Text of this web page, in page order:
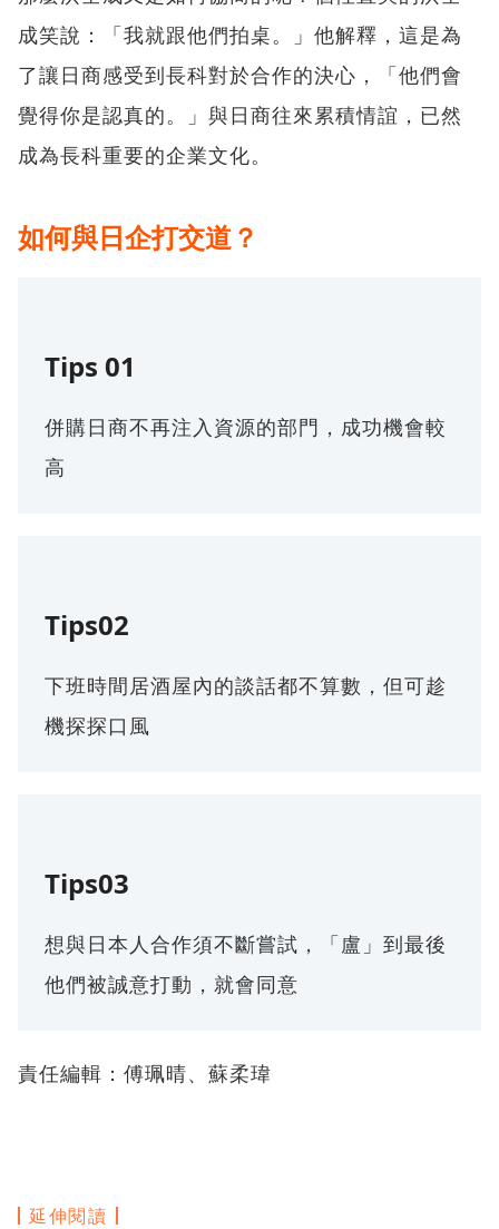
成笑說：「我就跟他們拍桌。」他解釋，這是為
了讓日商感受到長科對於合作的決心，「他們會
覺得你是認真的。」與日商往來累積情誼，已然
成為長科重要的企業文化。
如何與日企打交道？
Tips 01
併購日商不再注入資源的部門，成功機會較
高
Tips02
下班時間居酒屋內的談話都不算數，但可趁
機探探口風
Tips03
想與日本人合作須不斷嘗試，「盧」到最後
他們被誠意打動，就會同意
責任編輯：傅珮晴、蘇柔瑋
延伸閱讀